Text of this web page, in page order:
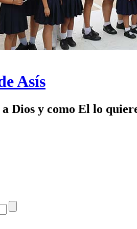
Asís
Dios y como El lo